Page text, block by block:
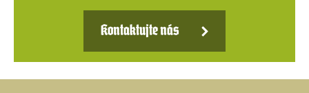
Kontaktujte nás